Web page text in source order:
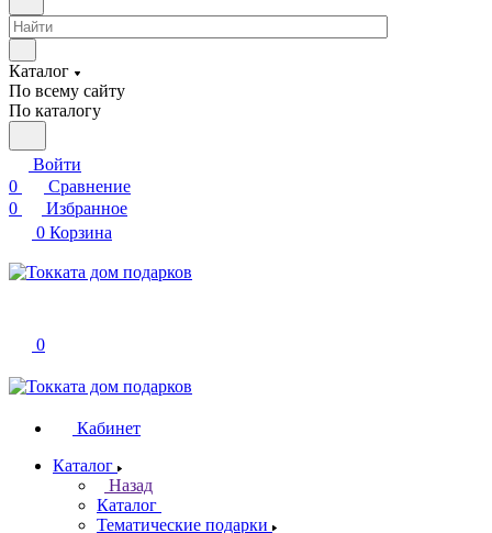
Каталог
По всему сайту
По каталогу
Войти
0
Сравнение
0
Избранное
0 Корзина
0
Кабинет
Каталог
Назад
Каталог
Тематические подарки